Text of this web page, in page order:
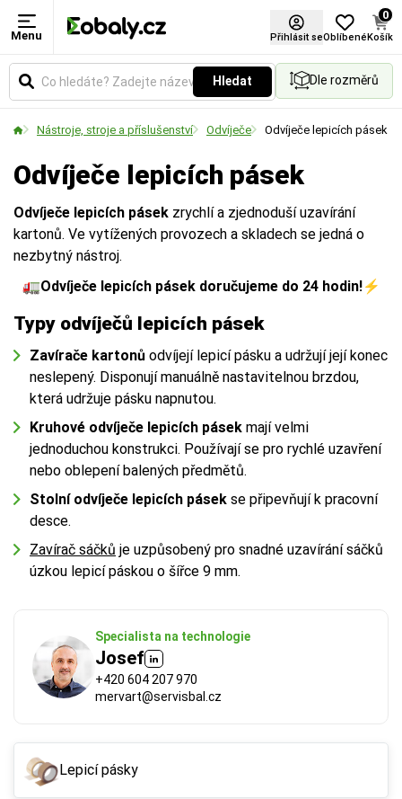
Menu Přihlásit seOblíbené
0
Košík
Hledat Dle rozměrů
Nástroje, stroje a příslušenství Odvíječe Odvíječe lepicích pásek
Odvíječe lepicích pásek
Odvíječe lepicích pásek zrychlí a zjednoduší uzavírání
kartonů. Ve vytížených provozech a skladech se jedná o
nezbytný nástroj.
🚛Odvíječe lepicích pásek doručujeme do 24 hodin!⚡
Typy odvíječů lepicích pásek
Zavírače kartonů odvíjejí lepicí pásku a udržují její konec
neslepený. Disponují manuálně nastavitelnou brzdou,
která udržuje pásku napnutou.
Kruhové odvíječe lepicích pásek mají velmi
jednoduchou konstrukci. Používají se pro rychlé uzavření
nebo oblepení balených předmětů.
Stolní odvíječe lepicích pásek se připevňují k pracovní
desce.
Zavírač sáčků je uzpůsobený pro snadné uzavírání sáčků
úzkou lepicí páskou o šířce 9 mm.
Specialista na technologie
Josef
+420 604 207 970
mervart@servisbal.cz
Lepicí pásky
Provedení
Označuje specifickou úpravu, strukturu nebo
povrchovou texturu či sníženou hlučnost).
Šířka pásky (mm)
Udává šířku pásky nebo materiálu v milimetrech.
spoje a velikosti balených předmětů.